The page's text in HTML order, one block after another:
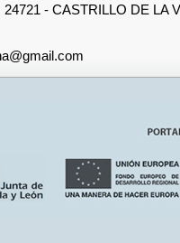
24721 - CASTRILLO DE LA